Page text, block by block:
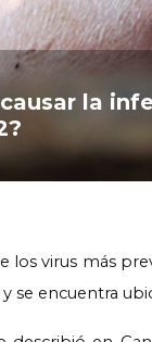
la
los virus más
se encuentra